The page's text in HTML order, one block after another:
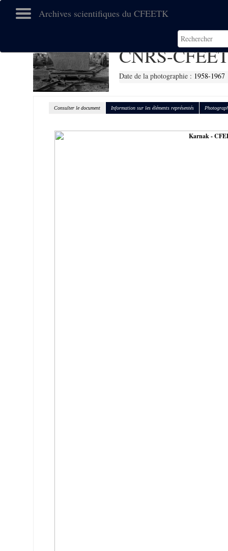
Archives scientifiques du CFEETK
CNRS-
Date de la photographie : 1958-1967
Consulter le document Information sur les éléments représentés